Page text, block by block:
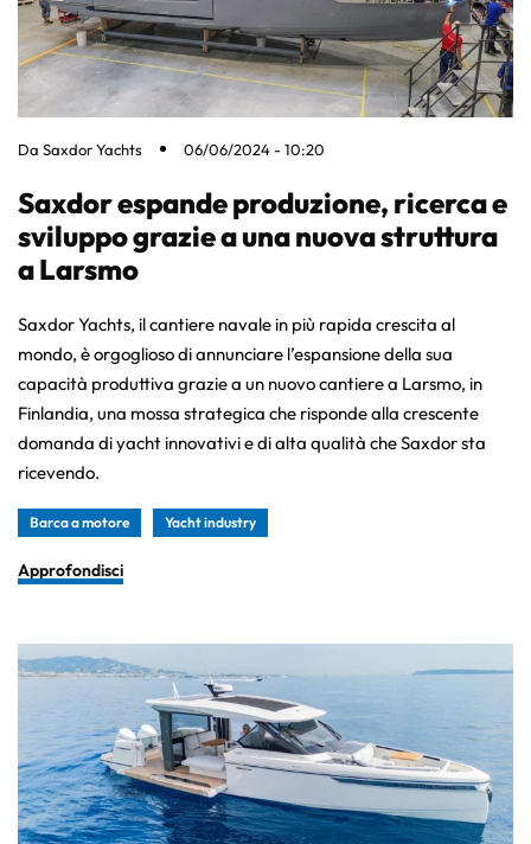
Da Saxdor Yachts 06/06/2024 - 10:20
Saxdor espande produzione, ricerca e
sviluppo grazie a una nuova struttura
a Larsmo
Saxdor Yachts, il cantiere navale in più rapida crescita al
mondo, è orgoglioso di annunciare l’espansione della sua
capacità produttiva grazie a un nuovo cantiere a Larsmo, in
Finlandia, una mossa strategica che risponde alla crescente
domanda di yacht innovativi e di alta qualità che Saxdor sta
ricevendo.
Barca a motore Yacht industry
Approfondisci